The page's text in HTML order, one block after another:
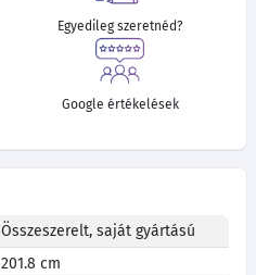
Egyedileg szeretnéd?
Google értékelések
Összeszerelt, saját gyártású
201.8 cm